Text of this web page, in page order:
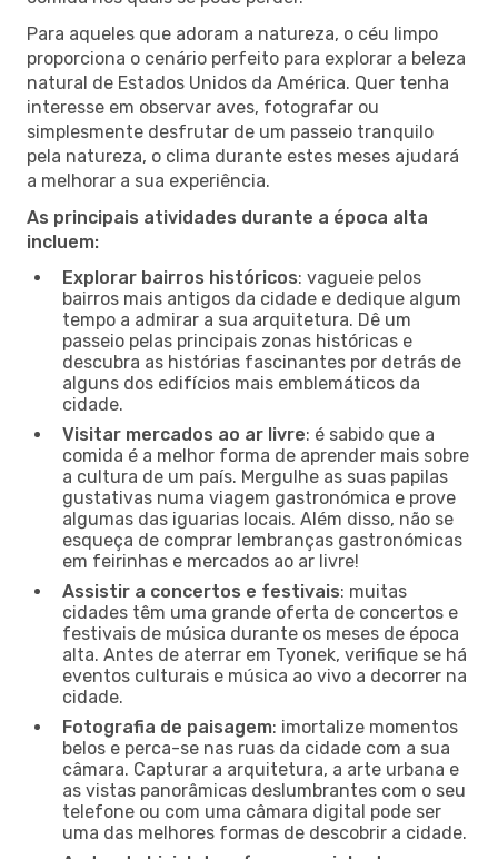
Para aqueles que adoram a natureza, o céu limpo
proporciona o cenário perfeito para explorar a beleza
natural de Estados Unidos da América. Quer tenha
interesse em observar aves, fotografar ou
simplesmente desfrutar de um passeio tranquilo
pela natureza, o clima durante estes meses ajudará
a melhorar a sua experiência.
As principais atividades durante a época alta
incluem:
Explorar bairros históricos: vagueie pelos
bairros mais antigos da cidade e dedique algum
tempo a admirar a sua arquitetura. Dê um
passeio pelas principais zonas históricas e
descubra as histórias fascinantes por detrás de
alguns dos edifícios mais emblemáticos da
cidade.
Visitar mercados ao ar livre: é sabido que a
comida é a melhor forma de aprender mais sobre
a cultura de um país. Mergulhe as suas papilas
gustativas numa viagem gastronómica e prove
algumas das iguarias locais. Além disso, não se
esqueça de comprar lembranças gastronómicas
em feirinhas e mercados ao ar livre!
Assistir a concertos e festivais: muitas
cidades têm uma grande oferta de concertos e
festivais de música durante os meses de época
alta. Antes de aterrar em Tyonek, verifique se há
eventos culturais e música ao vivo a decorrer na
cidade.
Fotografia de paisagem: imortalize momentos
belos e perca-se nas ruas da cidade com a sua
câmara. Capturar a arquitetura, a arte urbana e
as vistas panorâmicas deslumbrantes com o seu
telefone ou com uma câmara digital pode ser
uma das melhores formas de descobrir a cidade.